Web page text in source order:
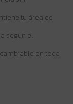
tu área de
según el
en toda